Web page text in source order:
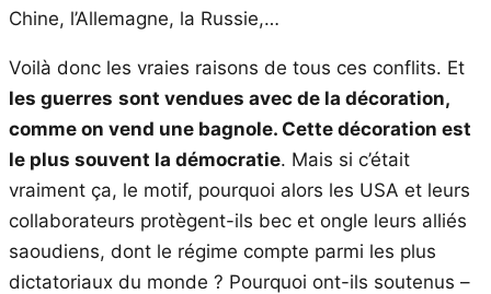
Chine, l’Allemagne, la Russie,…
Voilà donc les vraies raisons de tous ces conflits. Et
les guerres sont vendues avec de la décoration,
comme on vend une bagnole. Cette décoration est
le plus souvent la démocratie. Mais si c’était
vraiment ça, le motif, pourquoi alors les USA et leurs
collaborateurs protègent-ils bec et ongle leurs alliés
saoudiens, dont le régime compte parmi les plus
dictatoriaux du monde ? Pourquoi ont-ils soutenus –